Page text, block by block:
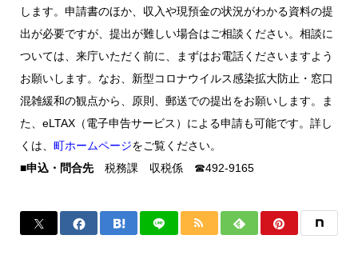
します。申請書のほか、収入や現預金の状況がわかる資料の提
出が必要ですが、提出が難しい場合はご相談ください。相談に
ついては、来庁いただく前に、まずはお電話くださいますよう
お願いします。なお、新型コロナウイルス感染拡大防止・窓口
混雑緩和の観点から、原則、郵送での提出をお願いします。ま
た、eLTAX（電子申告サービス）による申請も可能です。詳し
くは、 町ホームページをご覧ください。
■申込・問合先税務課 収税係 ☎492-9165